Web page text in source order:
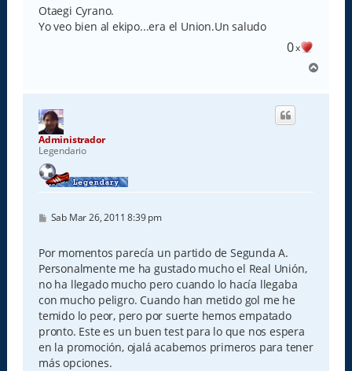
s
a
j
Otaegi Cyrano.
Yo veo bien al ekipo...era el Union.Un saludo
0x
r
Administrador
Legendario
M
s
a
j
e
Sab Mar 26, 2011 8:39 pm
Por momentos parecía un partido de Segunda A.
Personalmente me ha gustado mucho el Real Unión,
no ha llegado mucho pero cuando lo hacía llegaba
con mucho peligro. Cuando han metido gol me he
temido lo peor, pero por suerte hemos empatado
pronto. Este es un buen test para lo que nos espera
en la promoción, ojalá acabemos primeros para tener
más opciones.